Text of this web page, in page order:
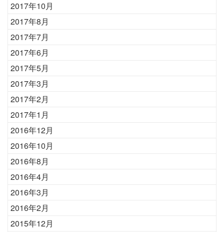
2017年10月
2017年8月
2017年7月
2017年6月
2017年5月
2017年3月
2017年2月
2017年1月
2016年12月
2016年10月
2016年8月
2016年4月
2016年3月
2016年2月
2015年12月